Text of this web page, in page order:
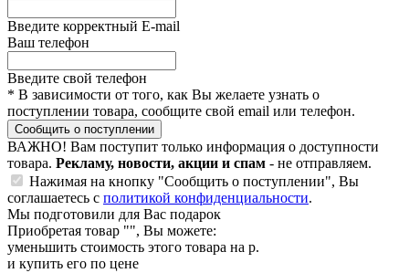
Введите корректный E-mail
Ваш телефон
Введите свой телефон
* В зависимости от того, как Вы желаете узнать о
поступлении товара, сообщите свой email или телефон.
Сообщить о поступлении
ВАЖНО! Вам поступит только информация о доступности
товара. Рекламу, новости, акции и спам - не отправляем.
Нажимая на кнопку "Сообщить о поступлении", Вы
соглашаетесь с политикой конфиденциальности.
Мы подготовили для Вас подарок
Приобретая товар "", Вы можете:
уменьшить стоимость этого товара на р.
и купить его по цене